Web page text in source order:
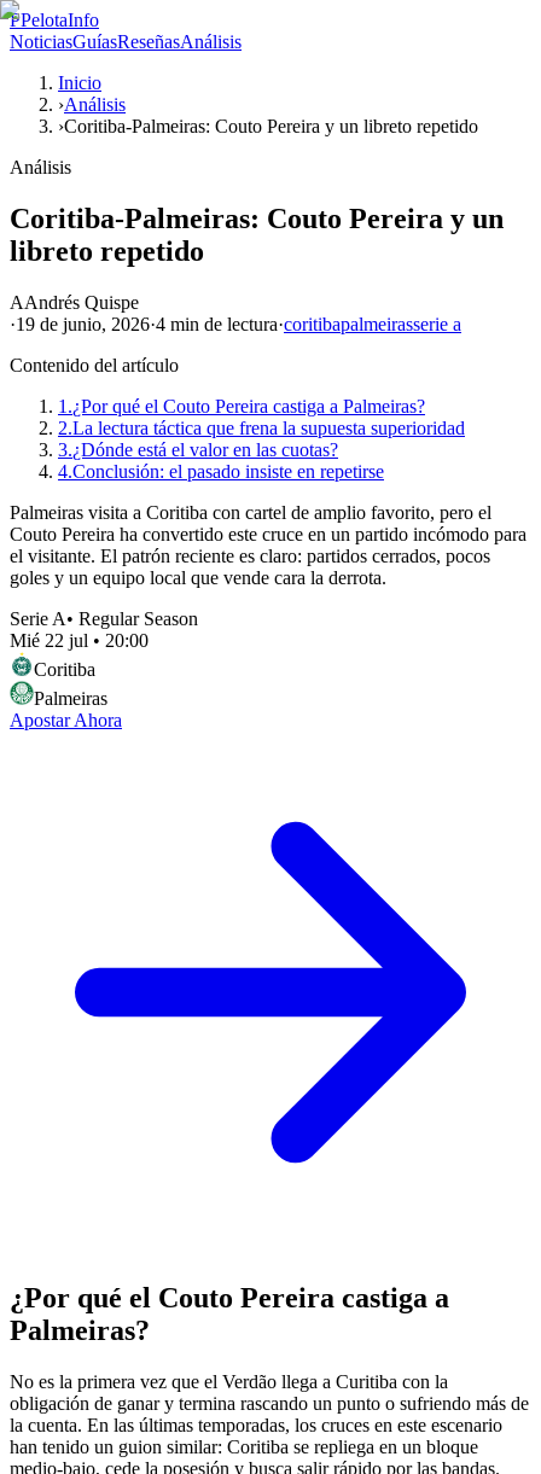
PPelotaInfo
NoticiasGuíasReseñasAnálisis
Inicio
›Análisis
›Coritiba-Palmeiras: Couto Pereira y un libreto repetido
Análisis
Coritiba-Palmeiras: Couto Pereira y un
libreto repetido
AAndrés Quispe
·19 de junio, 2026·4 min de lectura·coritibapalmeirasserie a
Contenido del artículo
1.¿Por qué el Couto Pereira castiga a Palmeiras?
2.La lectura táctica que frena la supuesta superioridad
3.¿Dónde está el valor en las cuotas?
4.Conclusión: el pasado insiste en repetirse
Palmeiras visita a Coritiba con cartel de amplio favorito, pero el
Couto Pereira ha convertido este cruce en un partido incómodo para
el visitante. El patrón reciente es claro: partidos cerrados, pocos
goles y un equipo local que vende cara la derrota.
Serie A• Regular Season
Mié 22 jul • 20:00
Coritiba
Palmeiras
Apostar Ahora
¿Por qué el Couto Pereira castiga a
Palmeiras?
No es la primera vez que el Verdão llega a Curitiba con la
obligación de ganar y termina rascando un punto o sufriendo más de
la cuenta. En las últimas temporadas, los cruces en este escenario
han tenido un guion similar: Coritiba se repliega en un bloque
medio-bajo, cede la posesión y busca salir rápido por las bandas.